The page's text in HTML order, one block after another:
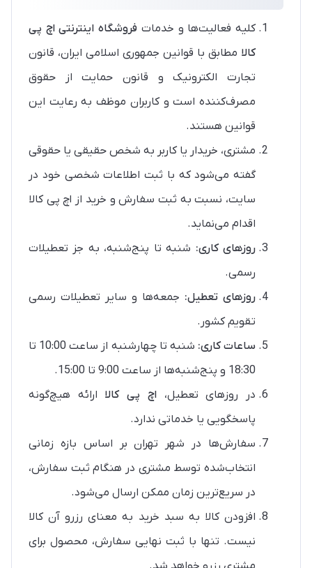
کلیه فعالیت‌ها و خدمات فروشگاه اینترنتی اچ پی
کالا مطابق با قوانین جمهوری اسلامی ایران، قانون
تجارت الکترونیک و قانون حمایت از حقوق
مصرف‌کننده است و کاربران موظف به رعایت این
قوانین هستند.
مشتری، خریدار یا کاربر به شخص حقیقی یا حقوقی
گفته می‌شود که با ثبت اطلاعات شخصی خود در
سایت، نسبت به ثبت سفارش و خرید از اچ پی کالا
اقدام می‌نماید.
روزهای کاری: شنبه تا پنج‌شنبه، به‌ جز تعطیلات
رسمی.
روزهای تعطیل: جمعه‌ها و سایر تعطیلات رسمی
تقویم کشور.
ساعات کاری:
شنبه تا چهارشنبه از ساعت 10:00 تا
18:30 و پنج‌شنبه‌ها از ساعت 9:00 تا 15:00.
در روزهای تعطیل،اچ پی کالا ارائه هیچ‌گونه
پاسخگویی یا خدماتی ندارد.
سفارش‌ها در شهر تهران بر اساس بازه زمانی
انتخاب‌شده توسط مشتری در هنگام ثبت سفارش،
در سریع‌ترین زمان ممکن ارسال می‌شود.
افزودن کالا به سبد خرید به معنای رزرو آن کالا
نیست. تنها با ثبت نهایی سفارش، محصول برای